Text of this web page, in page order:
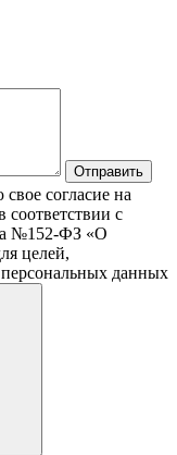
согласие на
с
№152-ФЗ «О
целей,
данных